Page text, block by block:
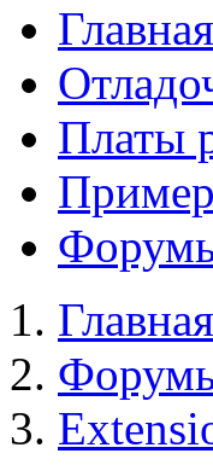
Главное меню
Главная
Платы
Вы здесь
Главная